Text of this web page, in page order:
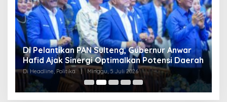
Di Pelantikan PAN Sulteng, Gubernur Anwar
Hafid Ajak Sinergi Optimalkan Potensi Daerah
Di Headline, Politika | Minggu, 5 Juli 2026